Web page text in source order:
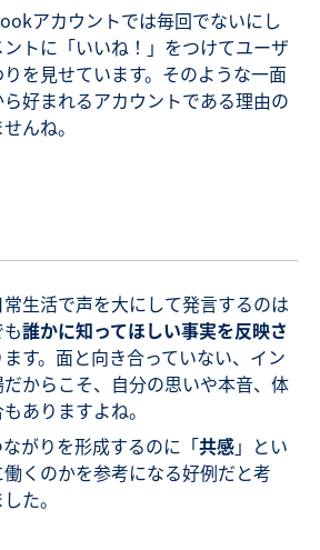
アカウントでは毎回でないにし
トに「いいね！」をつけてユーザ
を見せています。そのような一面
好まれるアカウントである理由の
んね。
生活で声を大にして発言するのは
誰かに知ってほしい事実を反映さ
す。面と向き合っていない、イン
からこそ、自分の思いや本音、体
ありますよね。
がりを形成するのに「共感」とい
くのかを参考になる好例だと考
た。